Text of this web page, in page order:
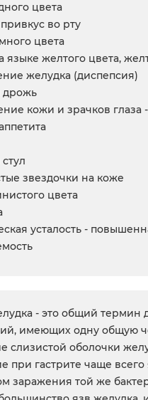
цвета
во рту
цвета
языке желтого цвета,
желудка (диспепсия)
дрожь
кожи и зрачков глаза
звездочки на коже
цвета
усталость -
- это общий термин
имеющих одну общую
слизистой оболочки
при гастрите чаще всего
заражения той же